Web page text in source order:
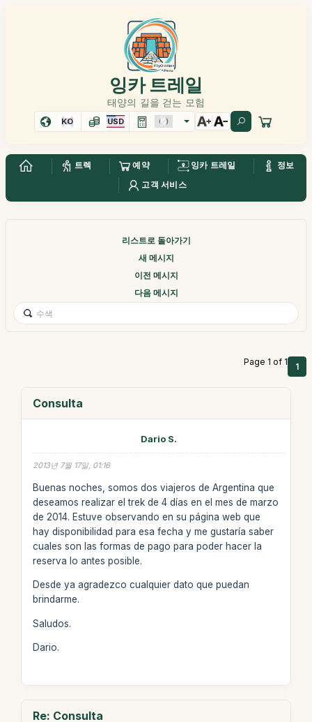
잉카 트레일
태양의 길을 걷는 모험
KO USD
트렉 예약 잉카 트레일
정보
고객 서비스
리스트로 돌아가기
새 메시지
이전 메시지
다음 메시지
Page 1 of 1 1
Consulta
Dario S.
2013년 7월 17일, 01:16
Buenas noches, somos dos viajeros de Argentina que
deseamos realizar el trek de 4 días en el mes de marzo
de 2014. Estuve observando en su página web que
hay disponibilidad para esa fecha y me gustaría saber
cuales son las formas de pago para poder hacer la
reserva lo antes posible.
Desde ya agradezco cualquier dato que puedan
brindarme.
Saludos.
Dario.
Re: Consulta